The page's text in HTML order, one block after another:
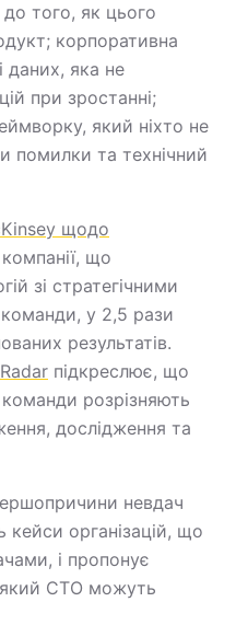
того, як цього
корпоративна
даних, яка не
при зростанні;
який ніхто не
помилки та технічний
щодо
що
зі стратегічними
у 2,5 рази
результатів.
підкреслює, що
команди розрізняють
дослідження та
невдач
організацій, що
і пропонує
CTO можуть